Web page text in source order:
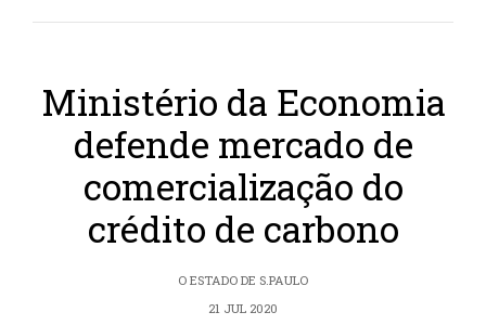
Ministério da Economia
defende mercado de
comercialização do
crédito de carbono
O ESTADO DE S.PAULO
21 JUL 2020